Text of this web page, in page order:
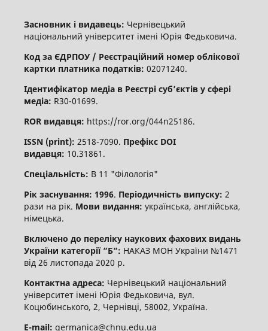
Засновник і видавець: Чернівецький
національний університет імені Юрія Федьковича.
Код за ЄДРПОУ / Реєстраційний номер облікової
картки платника податків: 02071240.
Ідентифікатор медіа в Реєстрі суб’єктів у сфері
медіа: R30-01699.
ROR видавця: https://ror.org/044n25186.
ISSN (print): 2518-7090. Префікс DOI
видавця: 10.31861.
Спеціальність: В 11 "Філологія"
Рік заснування: 1996. Періодичність випуску: 2
рази на рік. Мови видання: українська, англійська,
німецька.
Включено до переліку наукових фахових видань
України категорії “Б“: НАКАЗ МОН України №1471
від 26 листопада 2020 р.
Контактна адреса: Чернівецький національний
університет імені Юрія Федьковича, вул.
Коцюбинського, 2, Чернівці, 58002, Україна.
E-mail: germanica@chnu.edu.ua